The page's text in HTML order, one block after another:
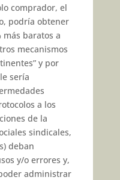
comprador, el
podría obtener
más baratos a
mecanismos
y por
sería
a los
de la
sindicales,
deban
y/o errores y,
administrar